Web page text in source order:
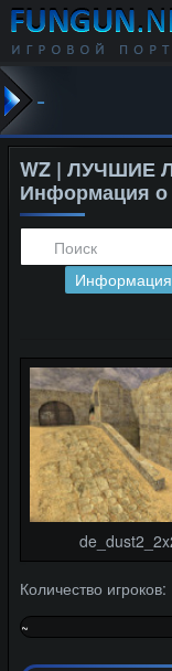
-
WZ | ЛУЧШИЕ
Информация о
Информация
Количество
~